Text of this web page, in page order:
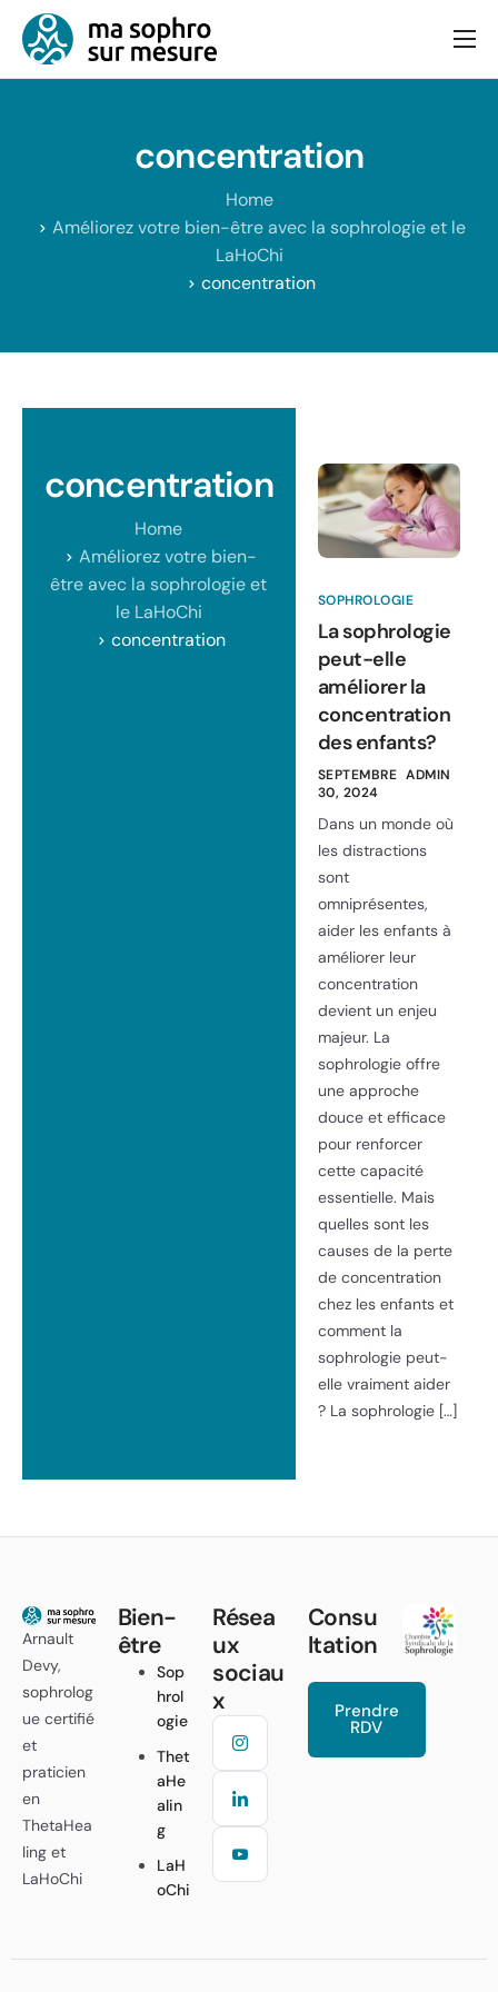
Consultation
Contact
concentration
Home
Améliorez votre bien-être avec la sophrologie et le
LaHoChi
concentration
concentration
Home
Améliorez votre bien-
être avec la sophrologie et
le LaHoChi
concentration
SOPHROLOGIE
La sophrologie
peut-elle
améliorer la
concentration
des enfants?
SEPTEMBRE
30, 2024
ADMIN
Dans un monde où
les distractions
sont
omniprésentes,
aider les enfants à
améliorer leur
concentration
devient un enjeu
majeur. La
sophrologie offre
une approche
douce et efficace
pour renforcer
cette capacité
essentielle. Mais
quelles sont les
causes de la perte
de concentration
chez les enfants et
comment la
sophrologie peut-
elle vraiment aider
? La sophrologie […]
Arnault
Devy,
sophrolog
ue certifié
et
praticien
en
ThetaHea
ling et
LaHoChi
Bien-
être
Sop
hrol
ogie
Thet
aHe
alin
g
LaH
oChi
Résea
ux
sociau
x
Consu
ltation
Prendre
RDV